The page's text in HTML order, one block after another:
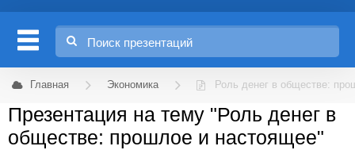
Главная Экономика Роль денег в обществе:
Презентация на тему "Роль денег в
обществе: прошлое и настоящее"